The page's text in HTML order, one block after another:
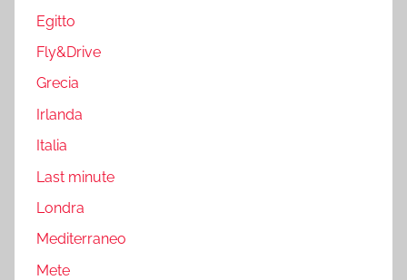
Egitto
Fly&Drive
Grecia
Irlanda
Italia
Last minute
Londra
Mediterraneo
Mete